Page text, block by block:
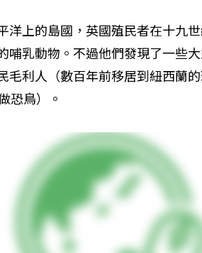
洋上的島國，英國殖民者在十九
哺乳動物。不過他們發現了一些
毛利人（數百年前移居到紐西蘭
恐鳥）。